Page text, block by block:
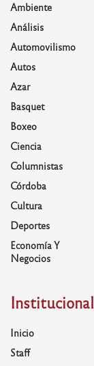
Ambiente
Análisis
Automovilismo
Autos
Azar
Basquet
Boxeo
Ciencia
Columnistas
Córdoba
Cultura
Deportes
Economía Y
Negocios
Institucional
Inicio
Staff